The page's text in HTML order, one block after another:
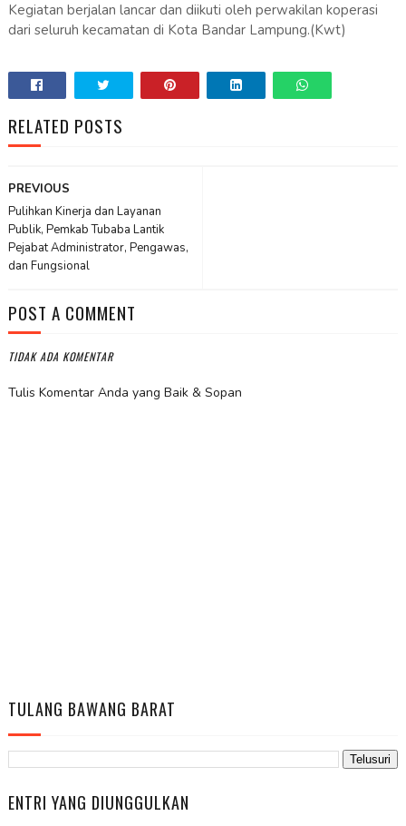
Kegiatan berjalan lancar dan diikuti oleh perwakilan koperasi
dari seluruh kecamatan di Kota Bandar Lampung.(Kwt)
RELATED POSTS
PREVIOUS
Pulihkan Kinerja dan Layanan
Publik, Pemkab Tubaba Lantik
Pejabat Administrator, Pengawas,
dan Fungsional
POST A COMMENT
TIDAK ADA KOMENTAR
Tulis Komentar Anda yang Baik & Sopan
TULANG BAWANG BARAT
ENTRI YANG DIUNGGULKAN